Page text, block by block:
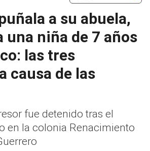
a su abuela,
una niña de 7 años
las tres
causa de las
fue detenido tras el
en la colonia Renacimiento